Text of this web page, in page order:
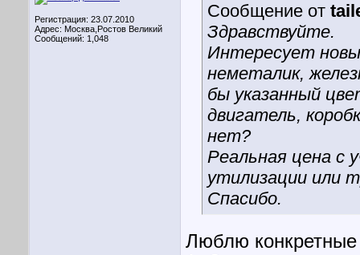
Регистрация: 23.07.2010
Адрес: Москва,Ростов Великий
Сообщений: 1,048
Сообщение от
Здравствуйте.
Интересует
неметалик,
бы указанный
двигатель,
нет?
Реальная цена с
утилизации или
Спасибо.
Люблю